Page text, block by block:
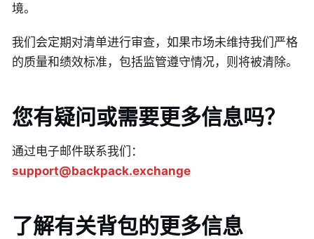
境。
我们会定期对清单进行审查，如果市场未维持我们严格
的质量和绩效标准，包括监管遵守情况，则将被清除。
您有疑问或需要更多信息吗？
通过电子邮件联系我们：
support@backpack.exchange
了解有关背包的更多信息